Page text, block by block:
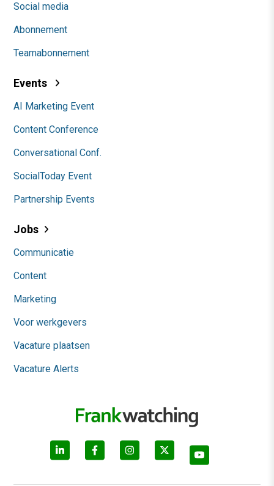
Social media
Abonnement
Teamabonnement
Events
AI Marketing Event
Content Conference
Conversational Conf.
SocialToday Event
Partnership Events
Jobs
Communicatie
Content
Marketing
Voor werkgevers
Vacature plaatsen
Vacature Alerts